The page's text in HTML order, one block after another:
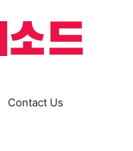
Contact Us